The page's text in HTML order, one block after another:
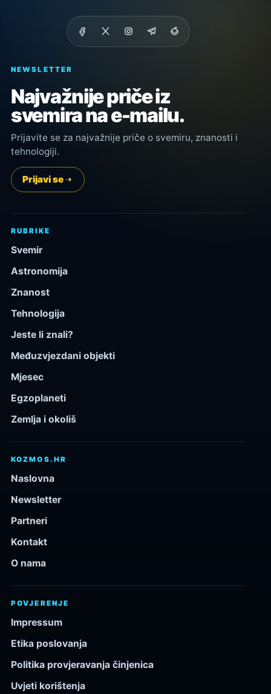
NEWSLETTER
Najvažnije priče iz
svemira na e-mailu.
Prijavite se za najvažnije priče o svemiru, znanosti i
tehnologiji.
Prijavi se
RUBRIKE
Svemir
Astronomija
Znanost
Tehnologija
Jeste li znali?
Međuzvjezdani objekti
Mjesec
Egzoplaneti
Zemlja i okoliš
KOZMOS.HR
Naslovna
Newsletter
Partneri
Kontakt
O nama
POVJERENJE
Impressum
Etika poslovanja
Politika provjeravanja činjenica
Uvjeti korištenja